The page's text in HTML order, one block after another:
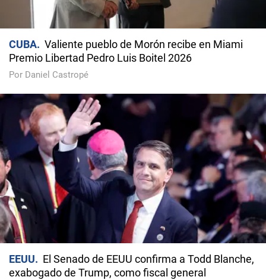
CUBA
Valiente pueblo de Morón recibe en Miami
Premio Libertad Pedro Luis Boitel 2026
Por Daniel Castropé
EEUU
El Senado de EEUU confirma a Todd Blanche,
exabogado de Trump, como fiscal general